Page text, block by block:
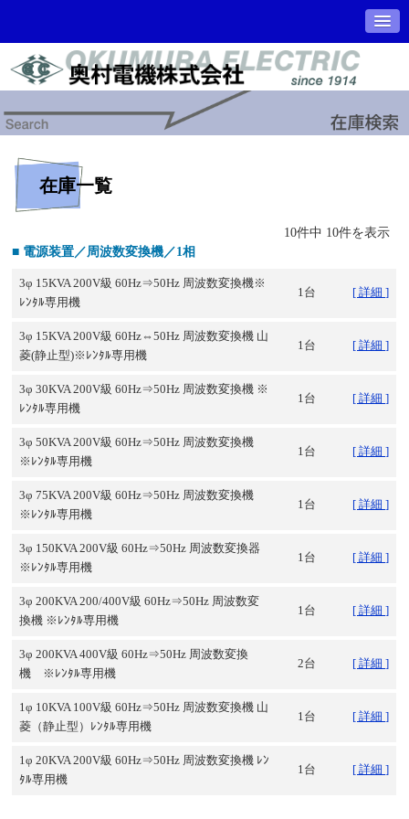
在庫一覧
10件中 10件を表示
■ 電源装置／周波数変換機／1相
3φ 15KVA 200V級 60Hz⇒50Hz 周波数変換機※
ﾚﾝﾀﾙ専用機
1台 [ 詳細 ]
3φ 15KVA 200V級 60Hz⇔50Hz 周波数変換機 山
菱(静止型)※ﾚﾝﾀﾙ専用機
1台 [ 詳細 ]
3φ 30KVA 200V級 60Hz⇒50Hz 周波数変換機 ※
ﾚﾝﾀﾙ専用機
1台 [ 詳細 ]
3φ 50KVA 200V級 60Hz⇒50Hz 周波数変換機
※ﾚﾝﾀﾙ専用機
1台 [ 詳細 ]
3φ 75KVA 200V級 60Hz⇒50Hz 周波数変換機
※ﾚﾝﾀﾙ専用機
1台 [ 詳細 ]
3φ 150KVA 200V級 60Hz⇒50Hz 周波数変換器
※ﾚﾝﾀﾙ専用機
1台 [ 詳細 ]
3φ 200KVA 200/400V級 60Hz⇒50Hz 周波数変
換機 ※ﾚﾝﾀﾙ専用機
1台 [ 詳細 ]
3φ 200KVA 400V級 60Hz⇒50Hz 周波数変換
機 ※ﾚﾝﾀﾙ専用機
2台 [ 詳細 ]
1φ 10KVA 100V級 60Hz⇒50Hz 周波数変換機 山
菱（静止型）ﾚﾝﾀﾙ専用機
1台 [ 詳細 ]
1φ 20KVA 200V級 60Hz⇒50Hz 周波数変換機 ﾚﾝ
ﾀﾙ専用機
1台 [ 詳細 ]